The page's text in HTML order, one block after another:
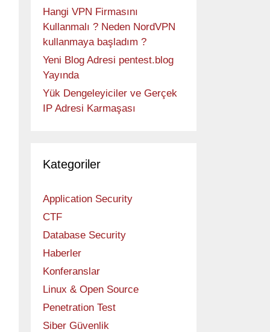
Hangi VPN Firmasını
Kullanmalı ? Neden NordVPN
kullanmaya başladım ?
Yeni Blog Adresi pentest.blog
Yayında
Yük Dengeleyiciler ve Gerçek
IP Adresi Karmaşası
Kategoriler
Application Security
CTF
Database Security
Haberler
Konferanslar
Linux & Open Source
Penetration Test
Siber Güvenlik